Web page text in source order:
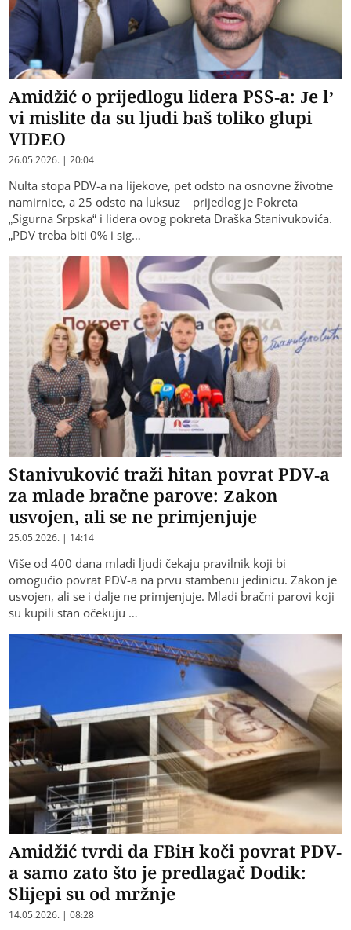
Amidžić o prijedlogu lidera PSS-a: Je l’
vi mislite da su ljudi baš toliko glupi
VIDEO
26.05.2026. | 20:04
Nulta stopa PDV-a na lijekove, pet odsto na osnovne životne
namirnice, a 25 odsto na luksuz – prijedlog je Pokreta
„Sigurna Srpska“ i lidera ovog pokreta Draška Stanivukovića.
„PDV treba biti 0% i sig…
Stanivuković traži hitan povrat PDV-a
za mlade bračne parove: Zakon
usvojen, ali se ne primjenjuje
25.05.2026. | 14:14
Više od 400 dana mladi ljudi čekaju pravilnik koji bi
omogućio povrat PDV-a na prvu stambenu jedinicu. Zakon je
usvojen, ali se i dalje ne primjenjuje. Mladi bračni parovi koji
su kupili stan očekuju …
Amidžić tvrdi da FBiH koči povrat PDV-
a samo zato što je predlagač Dodik:
Slijepi su od mržnje
14.05.2026. | 08:28